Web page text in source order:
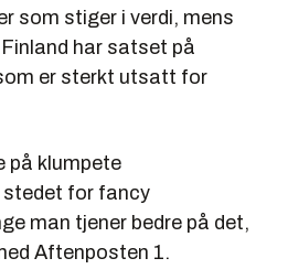
som stiger i verdi, mens
har satset på
er sterkt utsatt for
på klumpete
stedet for fancy
man tjener bedre på det,
Aftenposten 1.